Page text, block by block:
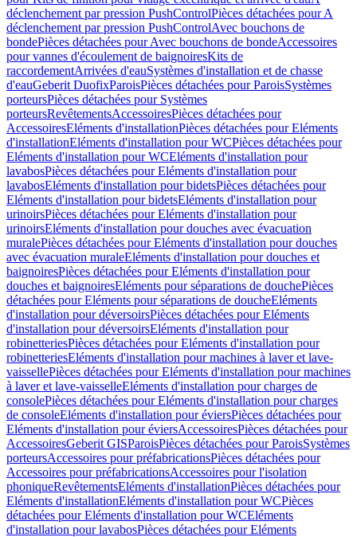
déclenchement par pression PushControlPièces détachées pour A
déclenchement par pression PushControlAvec bouchons de
bondePièces détachées pour Avec bouchons de bondeAccessoires
pour vannes d'écoulement de baignoiresKits de
raccordementArrivées d'eauSystèmes d'installation et de chasse
d'eauGeberit DuofixParoisPièces détachées pour ParoisSystèmes
porteursPièces détachées pour Systèmes
porteursRevêtementsAccessoiresPièces détachées pour
AccessoiresEléments d'installationPièces détachées pour Eléments
d'installationEléments d'installation pour WCPièces détachées pour
Eléments d'installation pour WCEléments d'installation pour
lavabosPièces détachées pour Eléments d'installation pour
lavabosEléments d'installation pour bidetsPièces détachées pour
Eléments d'installation pour bidetsEléments d'installation pour
urinoirsPièces détachées pour Eléments d'installation pour
urinoirsEléments d'installation pour douches avec évacuation
muralePièces détachées pour Eléments d'installation pour douches
avec évacuation muraleEléments d'installation pour douches et
baignoiresPièces détachées pour Eléments d'installation pour
douches et baignoiresEléments pour séparations de douchePièces
détachées pour Eléments pour séparations de doucheEléments
d'installation pour déversoirsPièces détachées pour Eléments
d'installation pour déversoirsEléments d'installation pour
robinetteriesPièces détachées pour Eléments d'installation pour
robinetteriesEléments d'installation pour machines à laver et lave-
vaissellePièces détachées pour Eléments d'installation pour machines
à laver et lave-vaisselleEléments d'installation pour charges de
consolePièces détachées pour Eléments d'installation pour charges
de consoleEléments d'installation pour éviersPièces détachées pour
Eléments d'installation pour éviersAccessoiresPièces détachées pour
AccessoiresGeberit GISParoisPièces détachées pour ParoisSystèmes
porteursAccessoires pour préfabricationsPièces détachées pour
Accessoires pour préfabricationsAccessoires pour l'isolation
phoniqueRevêtementsEléments d'installationPièces détachées pour
Eléments d'installationEléments d'installation pour WCPièces
détachées pour Eléments d'installation pour WCEléments
d'installation pour lavabosPièces détachées pour Eléments